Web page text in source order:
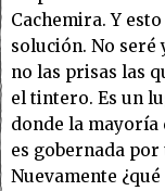
Cachemira. Y
solución. No seré
no las prisas las
el tintero. Es un
donde la mayoría
es gobernada
Nuevamente